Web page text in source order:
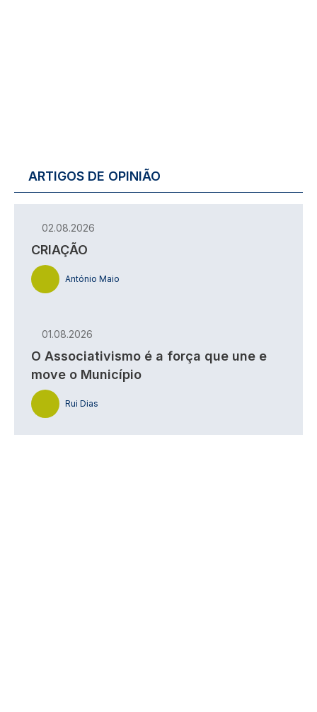
ARTIGOS DE OPINIÃO
02.08.2026
CRIAÇÃO
António Maio
01.08.2026
O Associativismo é a força que une e
move o Município
Rui Dias